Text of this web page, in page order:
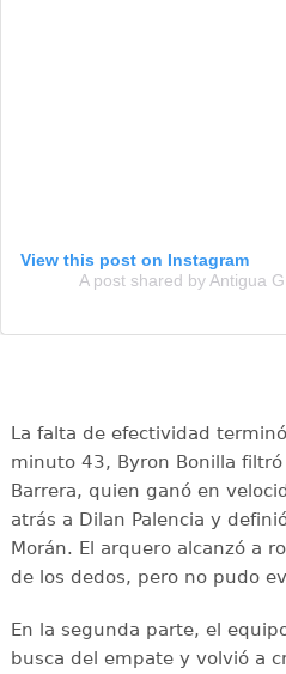
View this post on Instagram
A post shared by Antigua
La falta de efectividad
minuto 43, Byron Bonilla
Barrera, quien ganó en
atrás a Dilan Palencia y
Morán. El arquero alcanzó a
de los dedos, pero no pudo
En la segunda parte, el
busca del empate y volvió a